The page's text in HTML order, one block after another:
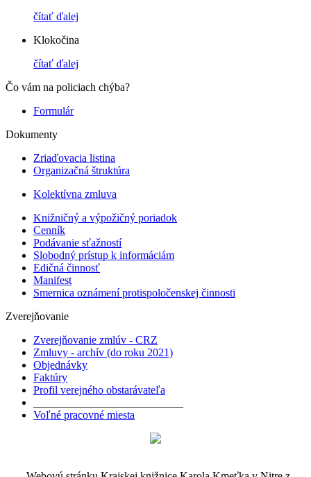
čítať ďalej
Klokočina
čítať ďalej
Čo vám na policiach chýba?
Formulár
Dokumenty
Zriaďovacia listina
Organizačná štruktúra
Kolektívna zmluva
Knižničný a výpožičný poriadok
Cenník
Podávanie sťažností
Slobodný prístup k informáciám
Edičná činnosť
Manifest
Smernica oznámení protispoločenskej činnosti
Zverejňovanie
Zverejňovanie zmlúv - CRZ
Zmluvy - archív (do roku 2021)
Objednávky
Faktúry
Profil verejného obstarávateľa
Voľné pracovné miesta